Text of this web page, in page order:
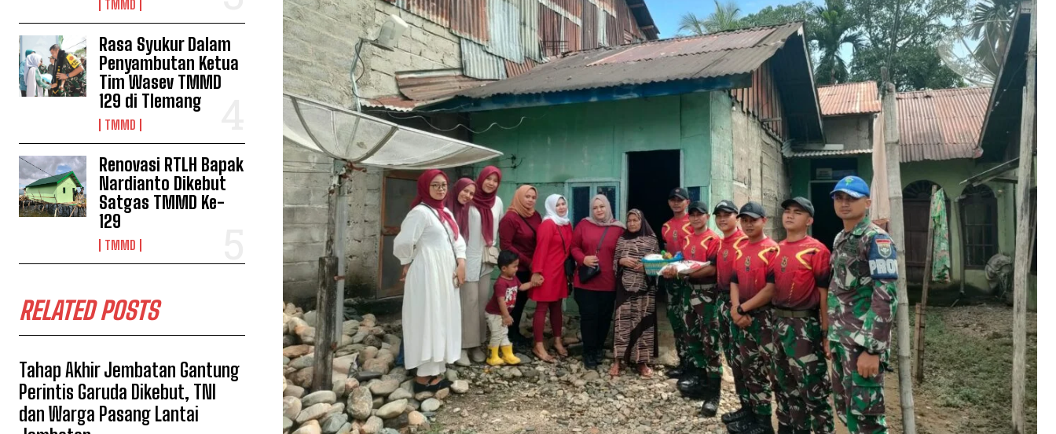
TMMD
Rasa Syukur Dalam
Penyambutan Ketua
Tim Wasev TMMD
129 di Tlemang
TMMD
Renovasi RTLH Bapak
Nardianto Dikebut
Satgas TMMD Ke-
129
TMMD
RELATED POSTS
Tahap Akhir Jembatan Gantung
Perintis Garuda Dikebut, TNI
dan Warga Pasang Lantai